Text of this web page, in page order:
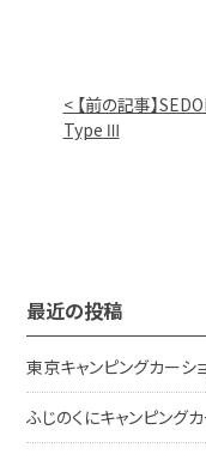
< 【前の記事】
Type Ⅲ
最近の投稿
東京キャンピングカー
ふじのくにキャンピング